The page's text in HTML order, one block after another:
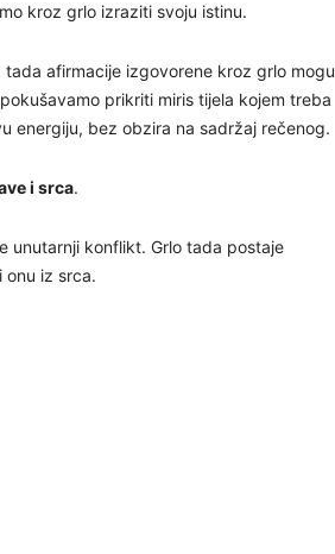
kroz grlo izraziti svoju istinu.
afirmacije izgovorene kroz grlo mogu
prikriti miris tijela kojem treba
energiju, bez obzira na sadržaj rečenog.
i srca.
unutarnji konflikt. Grlo tada postaje
onu iz srca.